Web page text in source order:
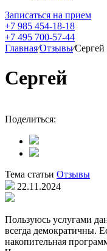
Записаться на прием
+7 985 454-18-18
+7 495 700-57-44
Главная⁄Отзывы⁄Сергей
Сергей
Поделиться:
Тема статьи Отзывы
22.11.2024
Пользуюсь услугами
всегда демократичны.
накопительная